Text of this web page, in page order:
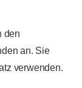
den
an. Sie
verwenden.